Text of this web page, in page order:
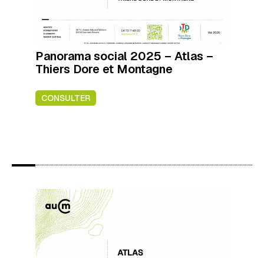
Panorama social 2025 – Atlas –
Thiers Dore et Montagne
CONSULTER